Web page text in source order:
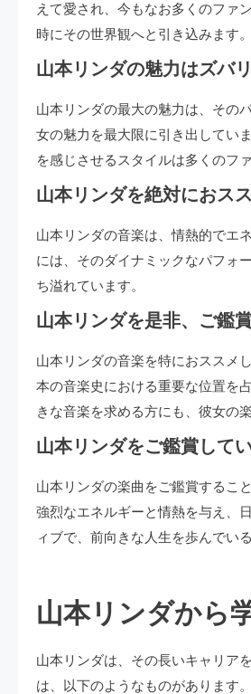
えて愛され、今もなお多くのファ
時にその世界観へと引き込みます。
山本リンダの魅力はズバリ
山本リンダの最大の魅力は、その
女の魅力を最大限に引き出してい
を感じさせるスタイルは多くのフ
山本リンダを絶対におス
山本リンダの音楽は、情熱的でエ
には、そのダイナミックなパフォ
ち溢れています。
山本リンダを是非、ご鑑
山本リンダの音楽を特におススメ
本の音楽史における重要な位置を
きな音楽を求める方にも、彼女の
山本リンダをご鑑賞して
山本リンダの楽曲をご鑑賞するこ
強烈なエネルギーと情熱を与え、
ィブで、前向きな人生を歩んでい
山本リンダから
山本リンダは、その長いキャリア
は、以下のようなものがあります。